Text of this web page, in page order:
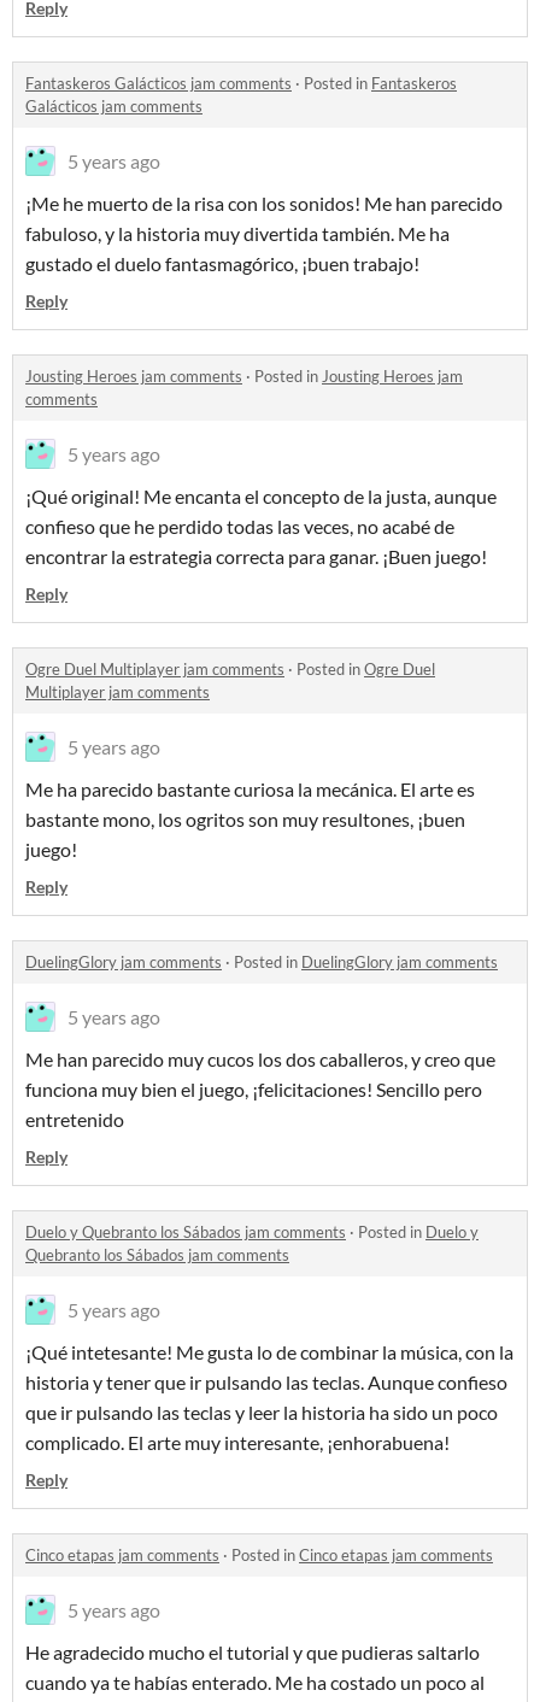
Reply
Fantaskeros Galácticos jam comments · Posted in Fantaskeros
Galácticos jam comments
5 years ago
¡Me he muerto de la risa con los sonidos! Me han parecido
fabuloso, y la historia muy divertida también. Me ha
gustado el duelo fantasmagórico, ¡buen trabajo!
Reply
Jousting Heroes jam comments · Posted inJousting Heroes jam
comments
5 years ago
¡Qué original! Me encanta el concepto de la justa, aunque
confieso que he perdido todas las veces, no acabé de
encontrar la estrategia correcta para ganar. ¡Buen juego!
Reply
Ogre Duel Multiplayer jam comments · Posted inOgre Duel
Multiplayer jam comments
5 years ago
Me ha parecido bastante curiosa la mecánica. El arte es
bastante mono, los ogritos son muy resultones, ¡buen
juego!
Reply
DuelingGlory jam comments · Posted in DuelingGlory jam comments
5 years ago
Me han parecido muy cucos los dos caballeros, y creo que
funciona muy bien el juego, ¡felicitaciones! Sencillo pero
entretenido
Reply
Duelo y Quebranto los Sábados jam comments · Posted in Duelo y
Quebranto los Sábados jam comments
5 years ago
¡Qué intetesante! Me gusta lo de combinar la música, con la
historia y tener que ir pulsando las teclas. Aunque confieso
que ir pulsando las teclas y leer la historia ha sido un poco
complicado. El arte muy interesante, ¡enhorabuena!
Reply
Cinco etapas jam comments · Posted inCinco etapas jam comments
5 years ago
He agradecido mucho el tutorial y que pudieras saltarlo
cuando ya te habías enterado. Me ha costado un poco al